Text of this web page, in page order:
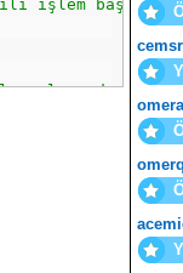
başarıyla
())